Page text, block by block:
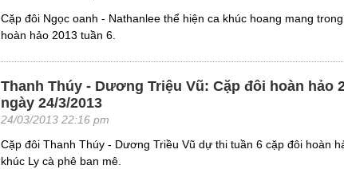
Cặp đôi Ngọc oanh - Nathanlee thể hiện ca khúc hoang mang
hoàn hảo 2013 tuần 6.
Thanh Thúy - Dương Triệu Vũ: Cặp đôi hoàn hảo
ngày 24/3/2013
24/03/2013 22:16 pm
Cặp đôi Thanh Thúy - Dương Triều Vũ dự thi tuần 6 cặp đôi hoàn
khúc Ly cà phê ban mê.